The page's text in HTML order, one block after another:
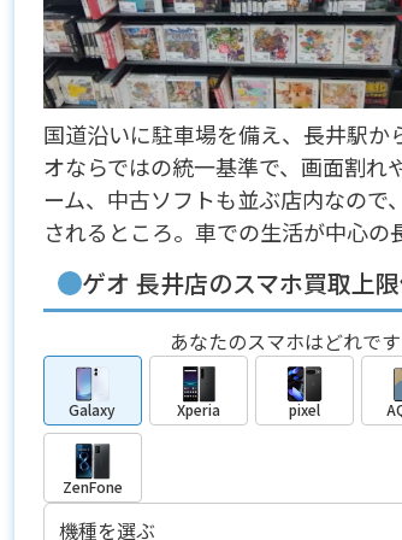
国道沿いに駐車場を備え、長井駅
オならではの統一基準で、画面割れ
ーム、中古ソフトも並ぶ店内なの
されるところ。車での生活が中心の
ゲオ 長井店のスマホ買取上
あなたのスマホはどれで
Galaxy Xperia pixel
ZenFone